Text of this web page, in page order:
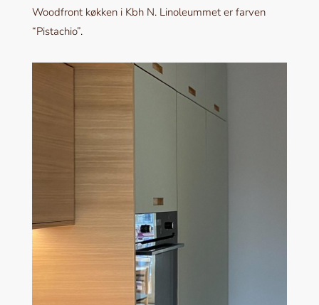
Woodfront køkken i Kbh N. Linoleummet er farven
“Pistachio”.